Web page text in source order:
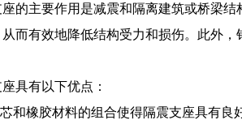
的主要作用是减震和隔离建筑或桥梁
而有效地降低结构受力和损伤。此外
具有以下优点：
和橡胶材料的组合使得隔震支座具有良